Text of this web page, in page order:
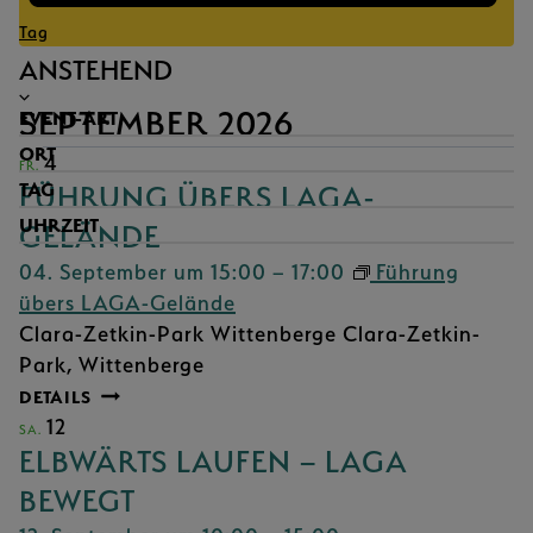
Tag
ANSTEHEND
FILTER
Das
Ändern
der
Formular-
Eingabefelder
wird
die
Liste
der
Veranstaltungen
mit
den
gefilterten
Ergebnissen
EVENT-ART
ORT
TAG
UHRZEIT
SEPTEMBER 2026
FR. 4
FÜHRUNG ÜBERS LAGA-
GELÄNDE
04. September um 15:00 – 17:00
Führung
übers LAGA-Gelände
Clara-Zetkin-Park Wittenberge Clara-Zetkin-
Park, Wittenberge
DETAILS
SA. 12
ELBWÄRTS LAUFEN – LAGA
BEWEGT